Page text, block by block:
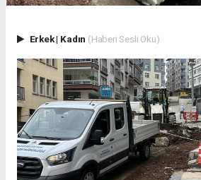
Erkek| Kadın (Haberi Sesli Oku)